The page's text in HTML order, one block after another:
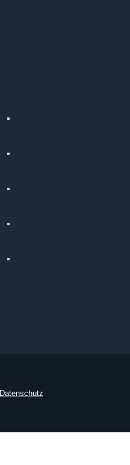
Datenschutz